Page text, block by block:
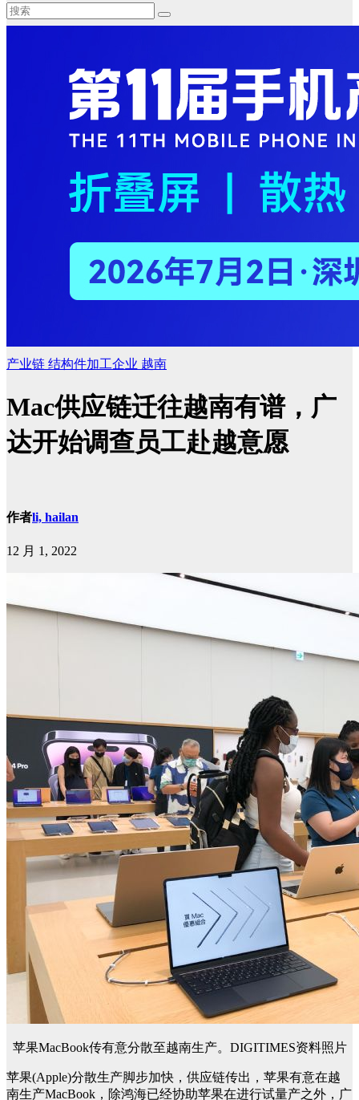
产业链 结构件加工企业 越南
Mac供应链迁往越南有谱，广
达开始调查员工赴越意愿
作者li, hailan
12 月 1, 2022
苹果MacBook传有意分散至越南生产。DIGITIMES资料照片
苹果(Apple)分散生产脚步加快，供应链传出，苹果有意在越
南生产MacBook，除鸿海已经协助苹果在进行试量产之外，广